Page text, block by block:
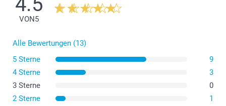
Glitzerndes Papier 120 g
Glitzernd Weiss
Glitzernd Blau
Kuvert mit dreieckiger Verschlusslasche
10 - 19
30+ 2.45
VON5
Alle Bewertungen (13)
5 Sterne
9
4 Sterne
3
3 Sterne
0
2 Sterne
1